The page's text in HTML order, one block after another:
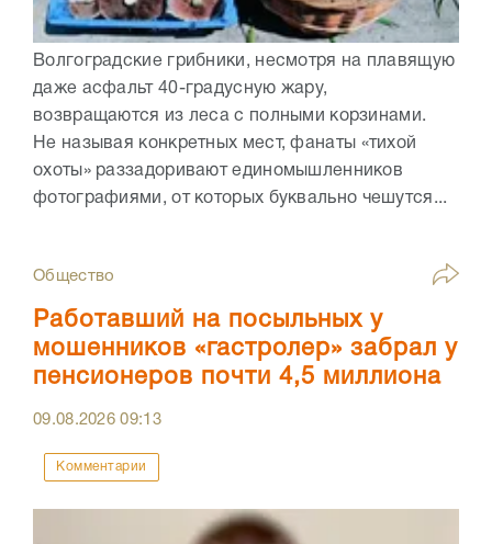
Волгоградские грибники, несмотря на плавящую
даже асфальт 40-градусную жару,
возвращаются из леса с полными корзинами.
Не называя конкретных мест, фанаты «тихой
охоты» раззадоривают единомышленников
фотографиями, от которых буквально чешутся...
Общество
Работавший на посыльных у
мошенников «гастролер» забрал у
пенсионеров почти 4,5 миллиона
09.08.202609:13
Комментарии